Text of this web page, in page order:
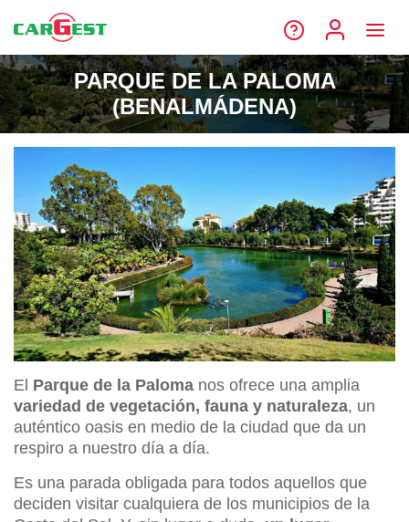
PARQUE DE LA PALOMA
(BENALMÁDENA)
El Parque de la Paloma nos ofrece una amplia
variedad de vegetación, fauna y naturaleza, un
auténtico oasis en medio de la ciudad que da un
respiro a nuestro día a día.
Es una parada obligada para todos aquellos que
deciden visitar cualquiera de los municipios de la